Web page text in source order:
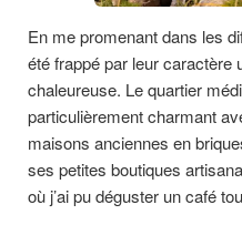
En me promenant dans les
été frappé par leur caractère
chaleureuse. Le quartier
particulièrement charmant
maisons anciennes en
ses petites boutiques
où j’ai pu déguster un café